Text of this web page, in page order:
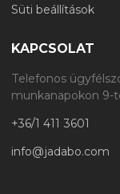
Süti beállítások
KAPCSOLAT
Telefonos
munkanapokon 9-
+36/1 411 3601
info@jadabo.com